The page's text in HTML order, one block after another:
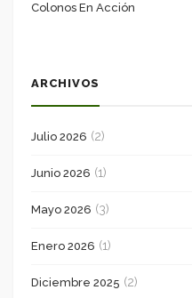
Colonos En Acción
ARCHIVOS
Julio 2026 (2)
Junio 2026 (1)
Mayo 2026 (3)
Enero 2026 (1)
Diciembre 2025 (2)